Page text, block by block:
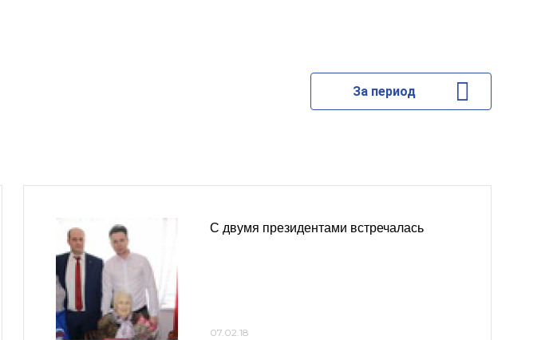
За период
С двумя президентами встречалась
07.02.18